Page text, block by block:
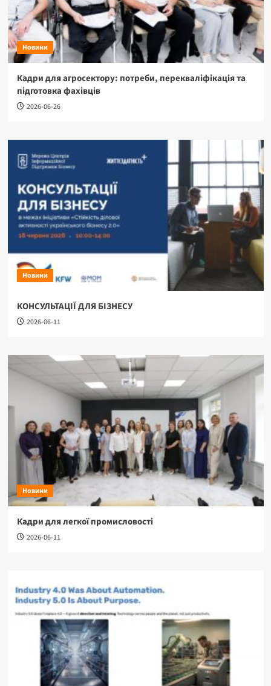
Новини
Кадри для агросектору: потреби, перекваліфікація та
підготовка фахівців
2026-06-26
Новини
КОНСУЛЬТАЦІЇ ДЛЯ БІЗНЕСУ
2026-06-11
Новини
Кадри для легкої промисловості
2026-06-11